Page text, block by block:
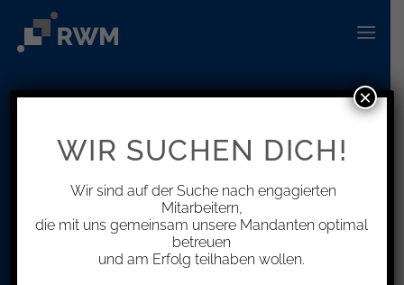
Inhalt
springen
Info Center
Neuigkeiten rund um das Thema
Steuern und Wirtschaft
WIR SUCHEN DICH!
Wir sind auf der Suche nach engagierten
Mitarbeitern,
die mit uns gemeinsam unsere Mandanten optimal
betreuen
und am Erfolg teilhaben wollen.
×